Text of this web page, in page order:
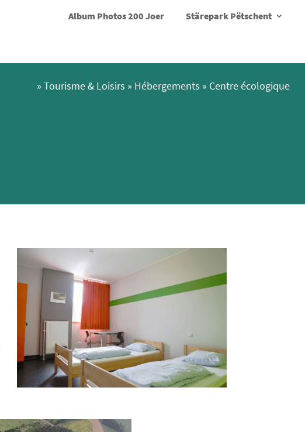
Album Photos 200 Joer Stärepark Pëtschent
» Tourisme & Loisirs » Hébergements » Centre écologique